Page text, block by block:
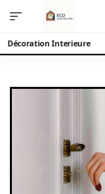
Décoration Interieure